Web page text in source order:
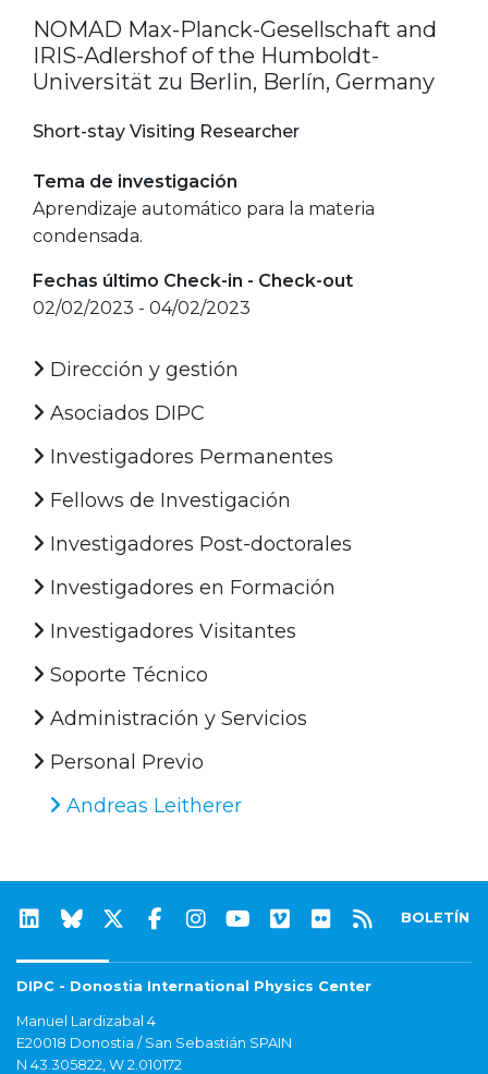
NOMAD Max-Planck-Gesellschaft and
IRIS-Adlershof of the Humboldt-
Universität zu Berlin, Berlín, Germany
Short-stay Visiting Researcher
Tema de investigación
Aprendizaje automático para la materia
condensada.
Fechas último Check-in - Check-out
02/02/2023 - 04/02/2023
Dirección y gestión
Asociados DIPC
Investigadores Permanentes
Fellows de Investigación
Investigadores Post-doctorales
Investigadores en Formación
Investigadores Visitantes
Soporte Técnico
Administración y Servicios
Personal Previo
Andreas Leitherer
BOLETÍN
DIPC - Donostia International Physics Center
Manuel Lardizabal 4
E20018 Donostia / San Sebastián SPAIN
N 43.305822, W 2.010172